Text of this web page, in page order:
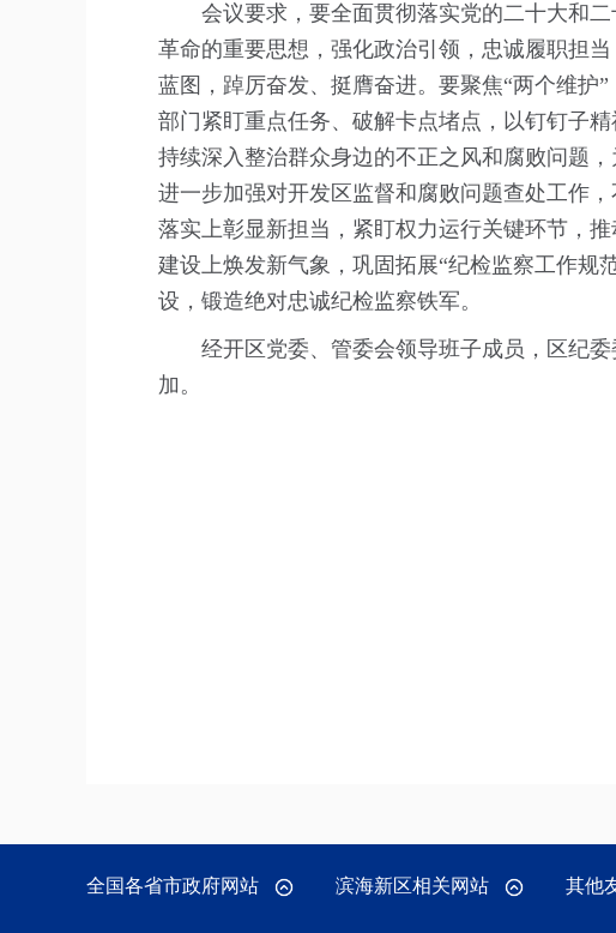
会议要求，要全面贯彻落实党的二十大和
革命的重要思想，强化政治引领，忠诚履职担
蓝图，踔厉奋发、挺膺奋进。要聚焦“两个维护
部门紧盯重点任务、破解卡点堵点，以钉钉子
持续深入整治群众身边的不正之风和腐败问题
进一步加强对开发区监督和腐败问题查处工作
落实上彰显新担当，紧盯权力运行关键环节，
建设上焕发新气象，巩固拓展“纪检监察工作规
设，锻造绝对忠诚纪检监察铁军。
经开区党委、管委会领导班子成员，区纪
加。
全国各省市政府网站 滨海新区相关网站 其他